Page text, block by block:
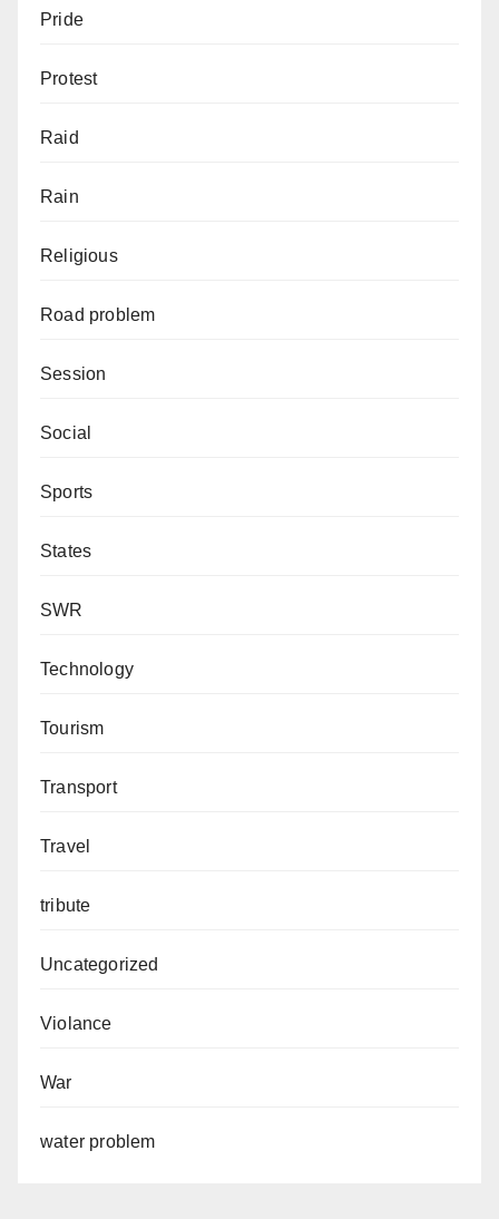
Pride
Protest
Raid
Rain
Religious
Road problem
Session
Social
Sports
States
SWR
Technology
Tourism
Transport
Travel
tribute
Uncategorized
Violance
War
water problem